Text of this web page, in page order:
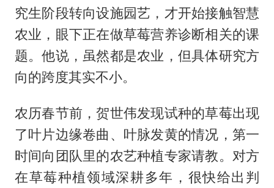
究生阶段转向设施园艺，才开始接触智慧
农业，眼下正在做草莓营养诊断相关的课
题。他说，虽然都是农业，但具体研究方
向的跨度其实不小。
农历春节前，贺世伟发现试种的草莓出现
了叶片边缘卷曲、叶脉发黄的情况，第一
时间向团队里的农艺种植专家请教。对方
在草莓种植领域深耕多年，很快给出判